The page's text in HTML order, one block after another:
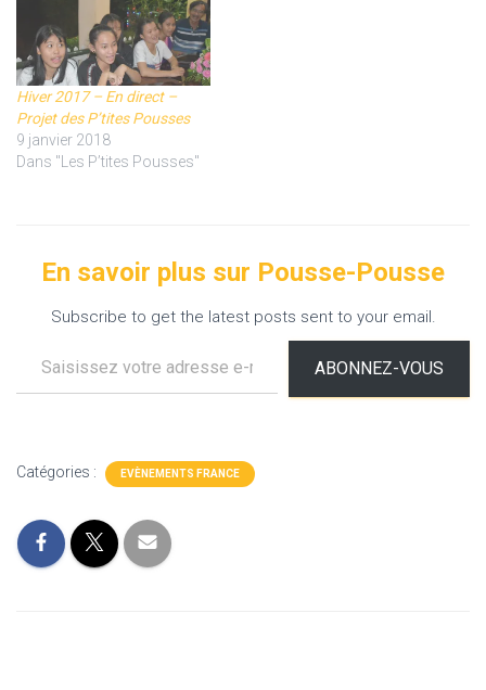
Hiver 2017 – En direct –
Projet des P’tites Pousses
9 janvier 2018
Dans "Les P’tites Pousses"
En savoir plus sur Pousse-Pousse
Subscribe to get the latest posts sent to your email.
ABONNEZ-VOUS
Catégories : EVÈNEMENTS FRANCE